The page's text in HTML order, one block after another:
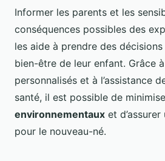
Informer les parents et les
conséquences possibles des
les aide à prendre des
bien-être de leur enfant. Grâce
personnalisés et à l’assistance
santé, il est possible de
environnementaux et
pour le nouveau-né.